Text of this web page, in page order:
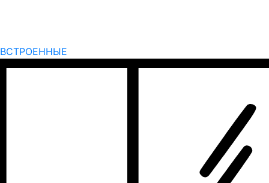
ВСТРОЕННЫЕ